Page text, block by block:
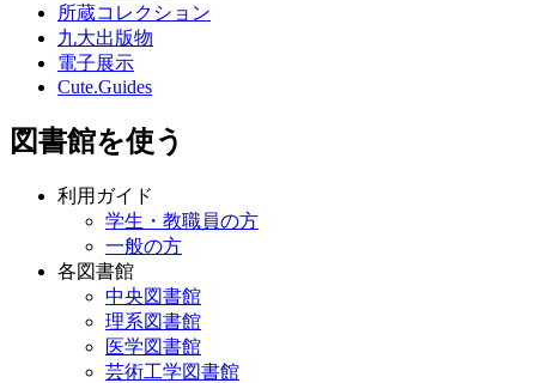
所蔵コレクション
九大出版物
電子展示
Cute.Guides
図書館を使う
利用ガイド
学生・教職員の方
一般の方
各図書館
中央図書館
理系図書館
医学図書館
芸術工学図書館